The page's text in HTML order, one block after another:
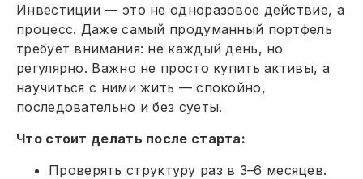
Инвестиции — это не одноразовое действие, а
процесс. Даже самый продуманный портфель
требует внимания: не каждый день, но
регулярно. Важно не просто купить активы, а
научиться с ними жить — спокойно,
последовательно и без суеты.
Что стоит делать после старта:
Проверять структуру раз в 3–6 месяцев.